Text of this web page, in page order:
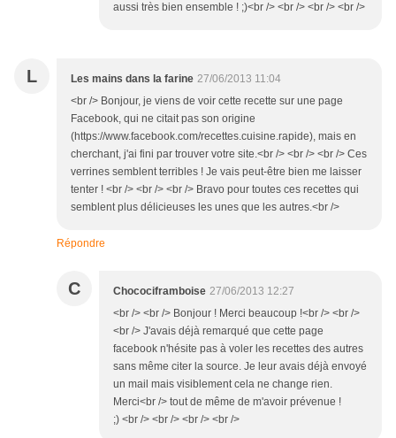
aussi très bien ensemble ! ;)<br /> <br /> <br /> <br />
L Les mains dans la farine 27/06/2013 11:04
<br /> Bonjour, je viens de voir cette recette sur une page
Facebook, qui ne citait pas son origine
(https://www.facebook.com/recettes.cuisine.rapide), mais en
cherchant, j'ai fini par trouver votre site.<br /> <br /> <br /> Ces
verrines semblent terribles ! Je vais peut-être bien me laisser
tenter ! <br /> <br /> <br /> Bravo pour toutes ces recettes qui
semblent plus délicieuses les unes que les autres.<br />
Répondre
C Chocociframboise 27/06/2013 12:27
<br /> <br /> Bonjour ! Merci beaucoup !<br /> <br />
<br /> J'avais déjà remarqué que cette page
facebook n'hésite pas à voler les recettes des autres
sans même citer la source. Je leur avais déjà envoyé
un mail mais visiblement cela ne change rien.
Merci<br /> tout de même de m'avoir prévenue !
;) <br /> <br /> <br /> <br />